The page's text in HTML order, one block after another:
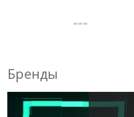
Бренды